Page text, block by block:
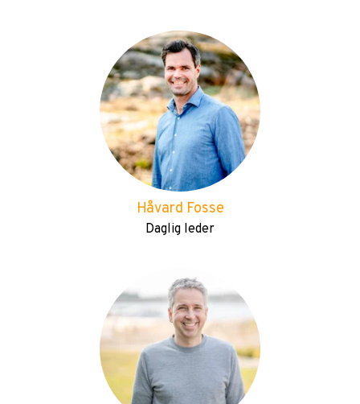
Håvard Fosse
Daglig leder